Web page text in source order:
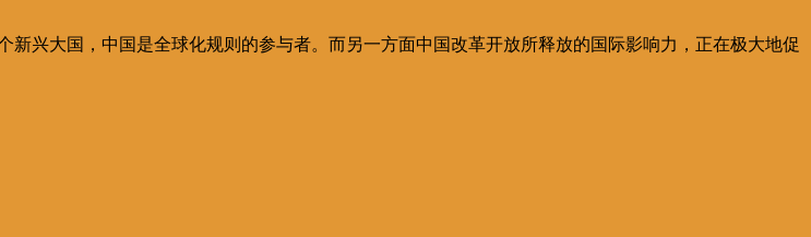
兴大国，中国是全球化规则的参与者。而另一方面中国改革开放所释放的国际影响力，正在极大地促